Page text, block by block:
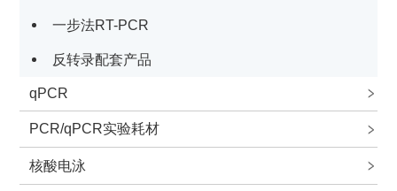
一步法RT-PCR
反转录配套产品
qPCR
PCR/qPCR实验耗材
核酸电泳